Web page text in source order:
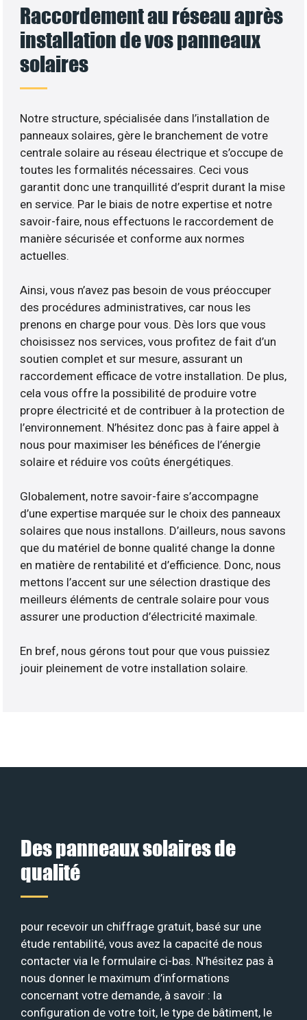
Raccordement au réseau après
installation de vos panneaux
solaires
Notre structure, spécialisée dans l’installation de
panneaux solaires, gère le branchement de votre
centrale solaire au réseau électrique et s’occupe de
toutes les formalités nécessaires. Ceci vous
garantit donc une tranquillité d’esprit durant la mise
en service. Par le biais de notre expertise et notre
savoir-faire, nous effectuons le raccordement de
manière sécurisée et conforme aux normes
actuelles.
Ainsi, vous n’avez pas besoin de vous préoccuper
des procédures administratives, car nous les
prenons en charge pour vous. Dès lors que vous
choisissez nos services, vous profitez de fait d’un
soutien complet et sur mesure, assurant un
raccordement efficace de votre installation. De plus,
cela vous offre la possibilité de produire votre
propre électricité et de contribuer à la protection de
l’environnement. N’hésitez donc pas à faire appel à
nous pour maximiser les bénéfices de l’énergie
solaire et réduire vos coûts énergétiques.
Globalement, notre savoir-faire s’accompagne
d’une expertise marquée sur le choix des panneaux
solaires que nous installons. D’ailleurs, nous savons
que du matériel de bonne qualité change la donne
en matière de rentabilité et d’efficience. Donc, nous
mettons l’accent sur une sélection drastique des
meilleurs éléments de centrale solaire pour vous
assurer une production d’électricité maximale.
En bref, nous gérons tout pour que vous puissiez
jouir pleinement de votre installation solaire.
Des panneaux solaires de
qualité
pour recevoir un chiffrage gratuit, basé sur une
étude rentabilité, vous avez la capacité de nous
contacter via le formulaire ci-bas. N’hésitez pas à
nous donner le maximum d’informations
concernant votre demande, à savoir : la
configuration de votre toit, le type de bâtiment, le